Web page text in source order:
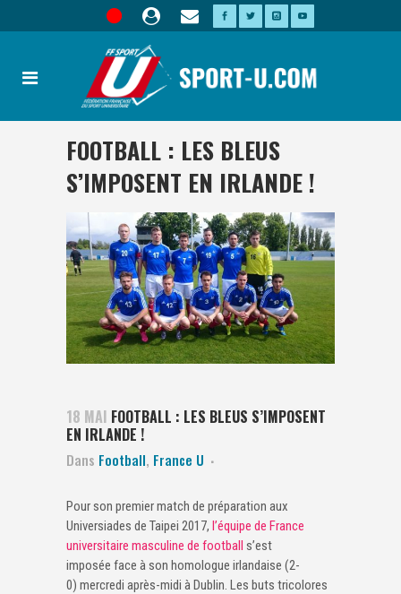
FOOTBALL : LES BLEUS
S’IMPOSENT EN IRLANDE !
18 MAI FOOTBALL : LES BLEUS S’IMPOSENT
EN IRLANDE !
Dans Football, France U
Pour son premier match de préparation aux
Universiades de Taipei 2017, l’équipe de France
universitaire masculine de football s’est
imposée face à son homologue irlandaise (2-
0) mercredi après-midi à Dublin. Les buts tricolores